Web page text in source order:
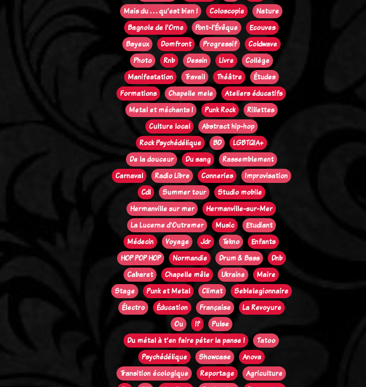
Mais du . . . qu'est bien !
Coloscopie
Nature
Bagnole de l'Orne
Pont-l'Évêque
Ecouves
Bayeux
Domfront Progressif
Coldwave
Photo
Rnb Dessin Livre
Collège
Manifestation
Travail Théâtre
Études
Formations
Chapelle mele
Ateliers éducatifs
Metal et méchants !
Punk Rock
Rillettes
Culture local
Abstract hip-hop
Rock Psychédélique
BD
LGBTQIA+
De la douceur
Du sang
Rassemblement
Carnaval
Radio Libre Conneries
Improvisation
Cdl
Summer tour
Studio mobile
Hermanville sur mer
Hermanville-sur-Mer
La Lucerne d'Outremer
Music
Etudiant
Médecin
Voyage Jdr Tekno
Enfants
HOP POP HOP
Normandie Drum & Bass
Dnb
Cabaret
Chapelle mêle Ukraine
Maire
Stage
Punk et Metal Climat
Seblelegionnaire
Électro
Éducation Française
La Revoyure
Ou
!?
Pulse
Du métal à t'en faire péter la panse !
Tatoo
Psychédélique
Showcase
Anova
Transition écologique
Reportage
Agriculture